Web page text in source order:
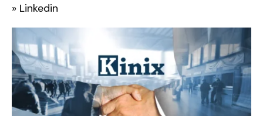
» Linkedin